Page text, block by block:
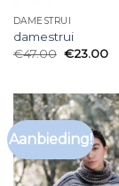
DAMESTRUI
damestrui
€47.00 €23.00
Aanbieding!